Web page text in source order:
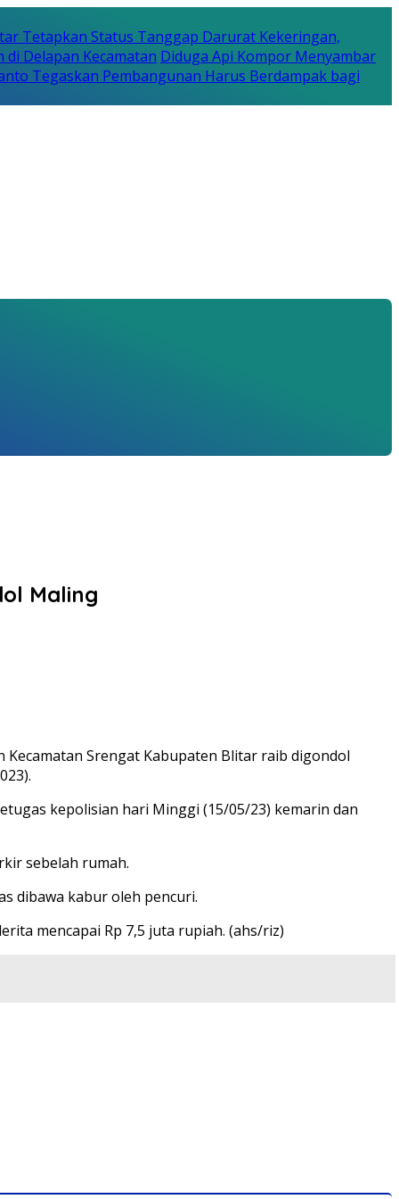
Tetapkan Status Tanggap Darurat Kekeringan,
Delapan Kecamatan Diduga Api Kompor Menyambar
Tegaskan Pembangunan Harus Berdampak bagi
Maling
Kecamatan Srengat Kabupaten Blitar raib digondol
kepolisian hari Minggi (15/05/23) kemarin dan
sebelah rumah.
dibawa kabur oleh pencuri.
mencapai Rp 7,5 juta rupiah. (ahs/riz)